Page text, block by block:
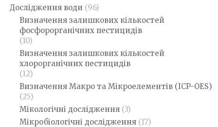
Дослідження води (96)
Визначення залишкових кількостей
фосфорорганічних пестицидів
(10)
Визначення залишкових кількостей
хлорорганічних пестицидів
(12)
Визначення Макро та Мікроелементів (ICP-OES)
(25)
Мікологічні дослідження (3)
Мікробіологічні дослідження (17)